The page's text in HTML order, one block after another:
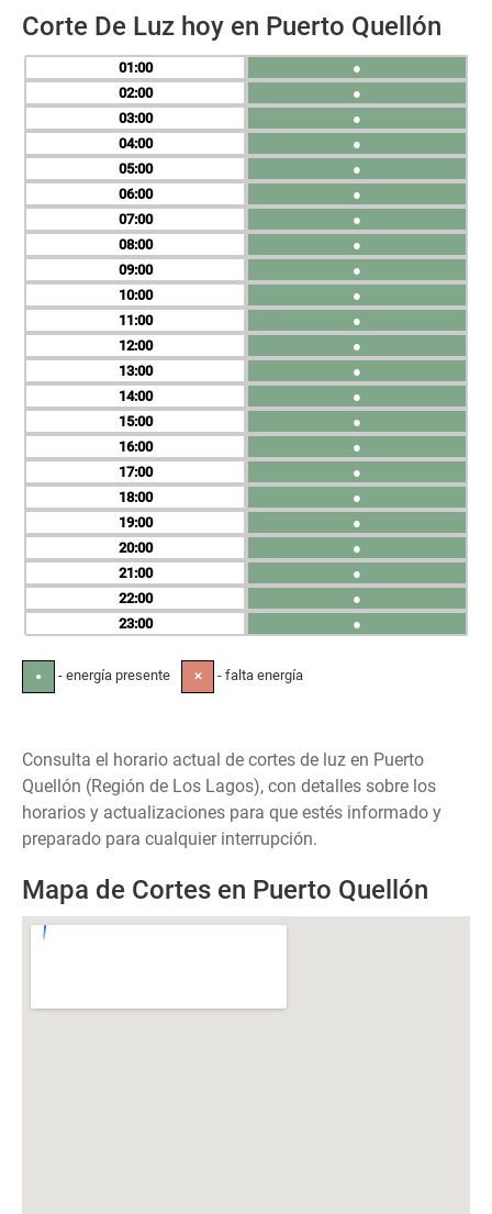
Corte De Luz hoy en Puerto Quellón
01
02
03
04
05
06
07
08
09
10
11
12
13
14
15
16
17
18
19
20
21
22
23
●
●
●
●
●
●
●
●
●
●
●
●
●
●
●
●
●
●
●
●
●
●
●
● - energía presente ✕ - falta energía
Consulta el horario actual de cortes de luz en Puerto
Quellón (Región de Los Lagos), con detalles sobre los
horarios y actualizaciones para que estés informado y
preparado para cualquier interrupción.
Mapa de Cortes en Puerto Quellón